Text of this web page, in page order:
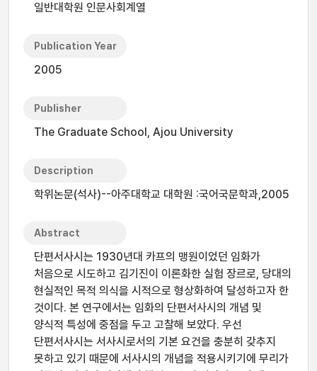
일반대학원 인문사회계열
Publication Year
2005
Publisher
The Graduate School, Ajou University
Description
학위논문(석사)--아주대학교 대학원 :국어국문학과,2005
Abstract
단편서사시는 1930년대 카프의 맹원이었던 임화가
처음으로 시도하고 김기진이 이론화한 실험 장르로, 당대의
현실적인 목적 의식을 시적으로 형상화하여 달성하고자 한
것이다. 본 연구에서는 임화의 단편서사시의 개념 및
양식적 특성에 중점을 두고 고찰해 보았다. 우선
단편서사시는 서사시로서의 기본 요건을 충분히 갖추지
못하고 있기 때문에 서사시의 개념을 적용시키기에 무리가